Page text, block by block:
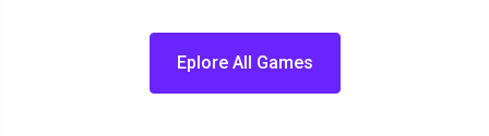
Eplore All Games